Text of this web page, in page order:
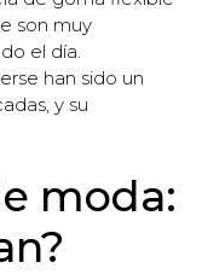
son muy
el día.
han sido un
y su
moda: